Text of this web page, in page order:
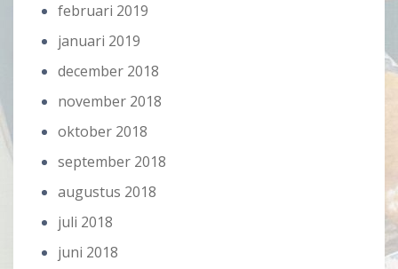
februari 2019
januari 2019
december 2018
november 2018
oktober 2018
september 2018
augustus 2018
juli 2018
juni 2018